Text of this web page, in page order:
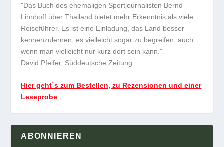
"Das Buch des ehemaligen Sportjournalisten Bernd
Linnhoff über Thailand bietet mehr Erkenntnis als viele
Reiseführer. Es ist eine Einladung, das Land besser
kennenzulernen, es vielleicht sogar zu begreifen, auch
wenn man vielleicht nur kurz dort sein kann."
David Pfeifer, Süddeutsche Zeitung
Hier geht`s zum Bestellen, zu Rezensionen und einer
Leseprobe
ABONNIEREN